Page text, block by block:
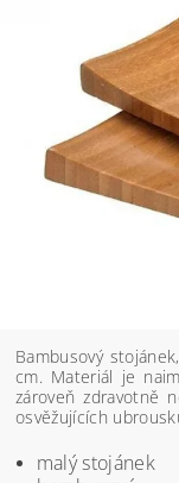
Bambusový
cm. Materiál je
zároveň zdravotně
osvěžujících
malý stojánek